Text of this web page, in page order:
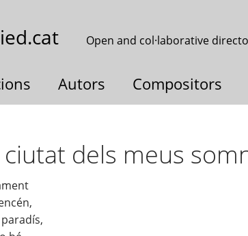
Open and col·laborative
Autors Compositors
ciutat dels meus